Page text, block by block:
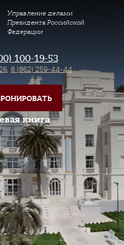
Управление делами
Президента Российской
Федерации
100-19-53
, 8 (862) 259-44-44
книга